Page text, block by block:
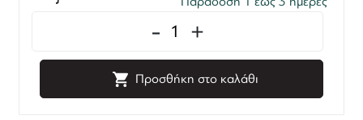
- +
Προσθήκη στο καλάθι